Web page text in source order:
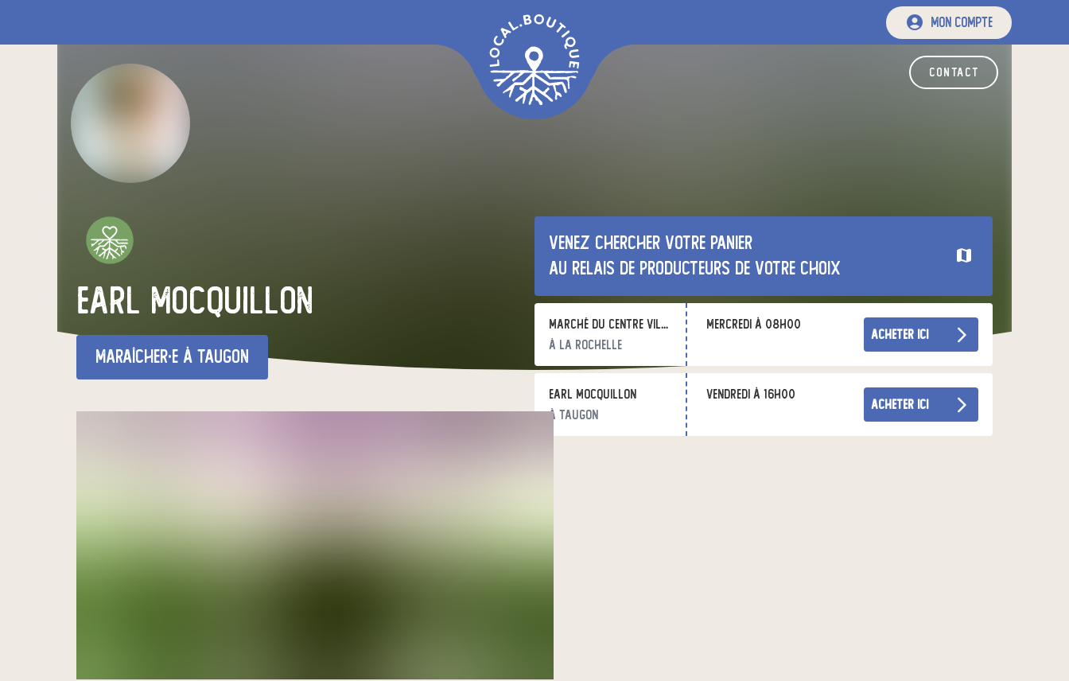
mon compte
contact
EARL MOCQUILLON
maraîcher·e à Taugon
Venez chercher votre panier
au relais de producteurs de votre choix
Marché du centre ville de La Rochelle
à La Rochelle
mercredi à 08h00
acheter ici
EARL MOCQUILLON
à Taugon
vendredi à 16h00
acheter ici